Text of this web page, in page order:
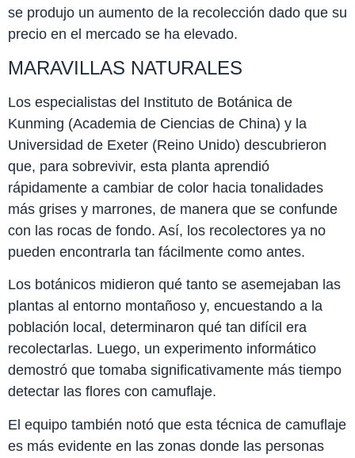
se produjo un aumento de la recolección dado que su
precio en el mercado se ha elevado.
MARAVILLAS NATURALES
Los especialistas del Instituto de Botánica de
Kunming (Academia de Ciencias de China) y la
Universidad de Exeter (Reino Unido) descubrieron
que, para sobrevivir, esta planta aprendió
rápidamente a cambiar de color hacia tonalidades
más grises y marrones, de manera que se confunde
con las rocas de fondo. Así, los recolectores ya no
pueden encontrarla tan fácilmente como antes.
Los botánicos midieron qué tanto se asemejaban las
plantas al entorno montañoso y, encuestando a la
población local, determinaron qué tan difícil era
recolectarlas. Luego, un experimento informático
demostró que tomaba significativamente más tiempo
detectar las flores con camuflaje.
El equipo también notó que esta técnica de camuflaje
es más evidente en las zonas donde las personas